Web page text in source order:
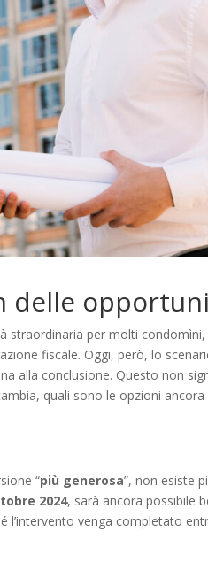
delle
straordinaria per molti
fiscale. Oggi, però, lo
alla conclusione. Questo non
quali sono le opzioni
“più generosa”, non esiste
2024, sarà ancora possibile
l’intervento venga completato